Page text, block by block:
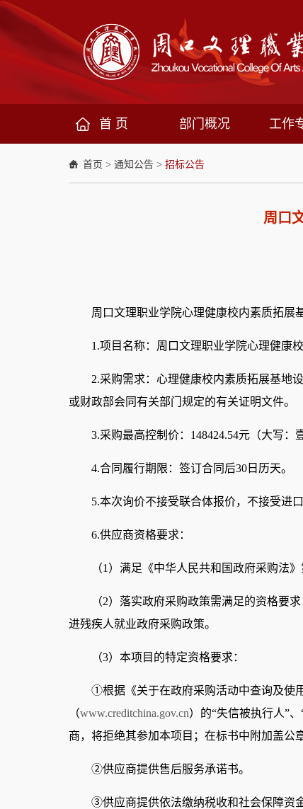
首 页 部门概况 工作
首页 > 通知公告 > 招标公告
周口
周口文理职业学院心理健康校内素质拓展
1.项目名称： 周口文理职业学院心理健康
2.采购需求：心理健康校内素质拓展基地
或财政部会同有关部门规定的有关证明文件。
3.采购最高控制价：148424.54元（大写
4.合同履行期限：签订合同后30日历天。
5.本次询价不接受联合体报价，不接受进口
6.供应商资格要求：
（1）满足《中华人民共和国政府采购法》
（2）落实政府采购政策需满足的资格要
进残疾人就业政府采购政策。
（3）本项目的特定资格要求：
①根据《关于在政府采购活动中查询及使
（www.creditchina.gov.cn）的“失信被执行人”
商，将拒绝其参加本项目；在标书中附加盖公
②供应商提供售后服务承诺书。
③供应商提供依法缴纳税收和社会保障资